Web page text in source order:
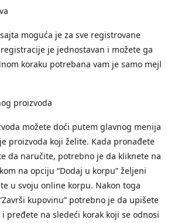
moguća je za sve registrovane
je jednostavan i možete ga
koraku potrebana vam je samo mejl
proizvoda
možete doći putem glavnog menija
proizvoda koji želite. Kada pronađete
da naručite, potrebno je da kliknete na
na opciju “Dodaj u korpu” željeni
u svoju online korpu. Nakon toga
kupovinu” potrebno je da upišete
pređete na sledeći korak koji se odnosi